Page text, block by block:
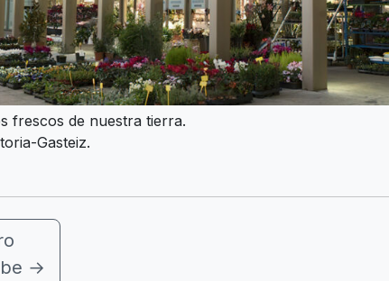
frescos de nuestra tierra.
Gasteiz.
→